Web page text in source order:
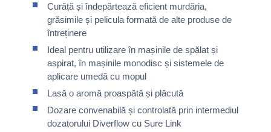
Curăță și îndepărtează eficient murdăria,
grăsimile și pelicula formată de alte produse de
întreținere
Ideal pentru utilizare în mașinile de spălat și
aspirat, în mașinile monodisc și sistemele de
aplicare umedă cu mopul
Lasă o aromă proaspătă și plăcută
Dozare convenabilă și controlată prin intermediul
dozatorului Diverflow cu Sure Link